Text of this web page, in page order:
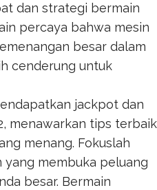
dan strategi bermain
percaya bahwa mesin
besar dalam
cenderung untuk
jackpot dan
menawarkan tips terbaik
menang. Fokuslah
membuka peluang
besar. Bermain